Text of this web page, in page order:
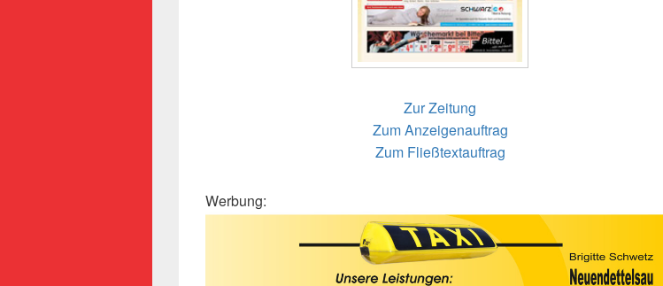
Zur Zeitung
Zum Anzeigenauftrag
Zum Fließtextauftrag
Werbung: